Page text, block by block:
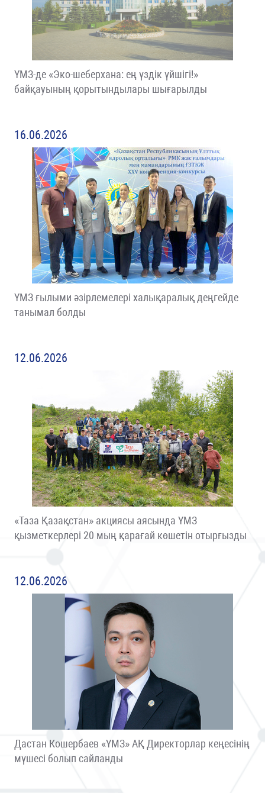
ҮМЗ-де «Эко-шеберхана: ең үздік үйшігі!»
байқауының қорытындылары шығарылды
16.06.2026
ҮМЗ ғылыми әзірлемелері халықаралық деңгейде
танымал болды
12.06.2026
«Таза Қазақстан» акциясы аясында ҮМЗ
қызметкерлері 20 мың қарағай көшетін отырғызды
12.06.2026
Дастан Кошербаев «ҮМЗ» АҚ Директорлар кеңесінің
мүшесі болып сайланды